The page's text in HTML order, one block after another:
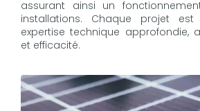
assurant ainsi un
installations. Chaque projet
expertise technique approfondie,
et efficacité.